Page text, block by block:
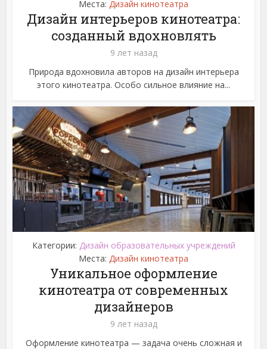
Места: Дизайн кинотеатра
Дизайн интерьеров кинотеатра:
созданный вдохновлять
9 лет назад
Природа вдохновила авторов на дизайн интерьера
этого кинотеатра. Особо сильное влияние на...
Категории: Дизайн образовательных учреждений
Места: Дизайн кинотеатра
Уникальное оформление
кинотеатра от современных
дизайнеров
9 лет назад
Оформление кинотеатра — задача очень сложная и